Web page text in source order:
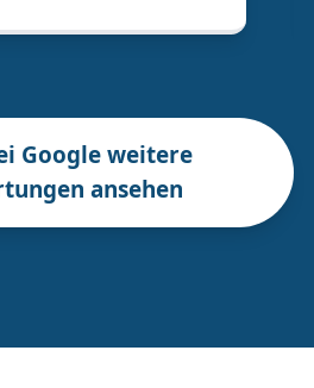
Google weitere
ansehen